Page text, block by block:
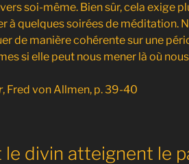
soi-même. Bien sûr, cela exige
à quelques soirées de méditation.
de manière cohérente sur une
si elle peut nous mener là où
, Fred von Allmen, p. 39-40
le divin atteignent le